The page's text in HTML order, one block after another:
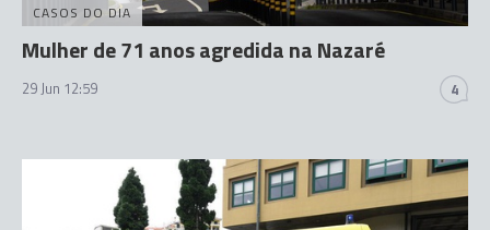
CASOS DO DIA
Mulher de 71 anos agredida na Nazaré
29 Jun 12:59 4